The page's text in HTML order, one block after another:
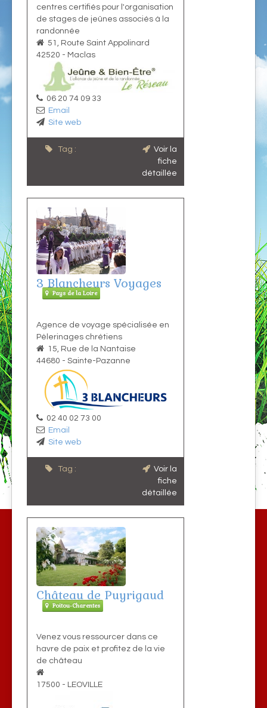
centres certifiés pour l'organisation
de stages de jeûnes associés à la
randonnée
51, Route Saint Appolinard
42520 - Maclas
06 20 74 09 33
Email
Site web
Tag :
Voir la
fiche
détaillée
3 Blancheurs Voyages
Pays de la Loire
Agence de voyage spécialisée en
Pèlerinages chrétiens
15, Rue de la Nantaise
44680 - Sainte-Pazanne
02 40 02 73 00
Email
Site web
Tag :
Voir la
fiche
détaillée
Château de Puyrigaud
Poitou-Charentes
Venez vous ressourcer dans ce
havre de paix et profitez de la vie
de château
17500 - LEOVILLE